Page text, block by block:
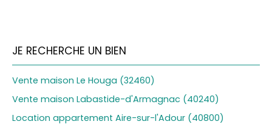
JE RECHERCHE UN BIEN
Vente maison Le Houga (32460)
Vente maison Labastide-d'Armagnac (40240)
Location appartement Aire-sur-l'Adour (40800)